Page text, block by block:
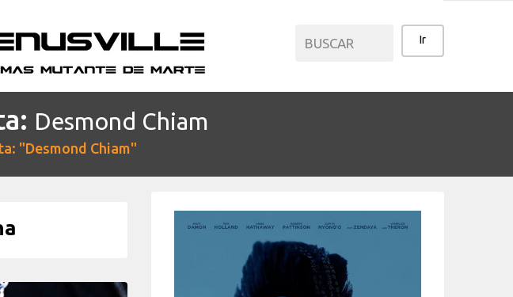
Desmond Chiam
"Desmond Chiam"